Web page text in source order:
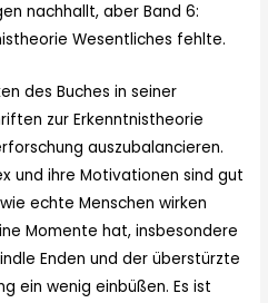
nachhallt, aber Band 6:
Wesentliches fehlte.
des Buches in seiner
zur Erkenntnistheorie
auszubalancieren.
und ihre Motivationen sind gut
echte Menschen wirken
Momente hat, insbesondere
Enden und der überstürzte
ein wenig einbüßen. Es ist